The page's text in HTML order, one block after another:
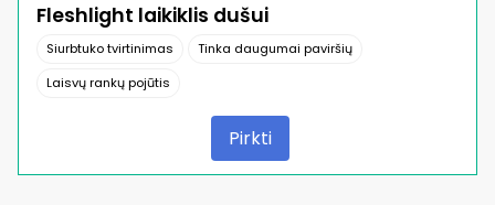
Fleshlight laikiklis dušui
Siurbtuko tvirtinimas
Tinka daugumai paviršių
Laisvų rankų pojūtis
Pirkti